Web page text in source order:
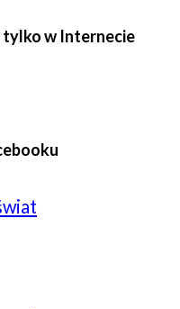
tylko w Internecie